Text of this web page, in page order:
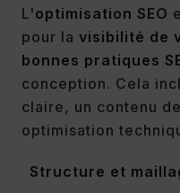
L'optimisation SEO
pour la visibilité de
bonnes pratiques
conception. Cela
claire, un contenu
optimisation
Structure et